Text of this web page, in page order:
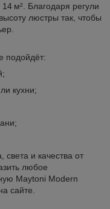
м². Благодаря регули
люстры так, чтобы
подойдёт:
кухни;
и качества от
любое
Maytoni Modern
сайте.